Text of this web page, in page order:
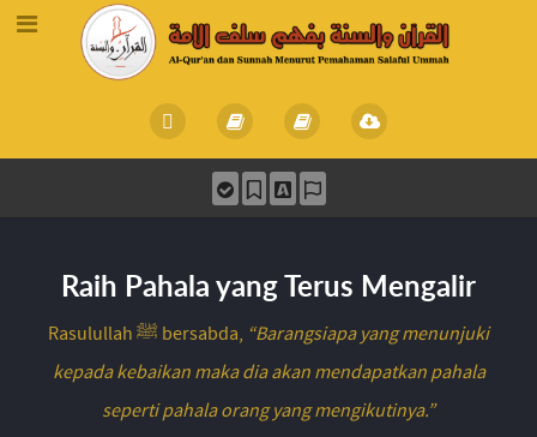
Raih Pahala yang Terus Mengalir
Rasulullah ﷺ bersabda, “Barangsiapa yang menunjuki
kepada kebaikan maka dia akan mendapatkan pahala
seperti pahala orang yang mengikutinya.”